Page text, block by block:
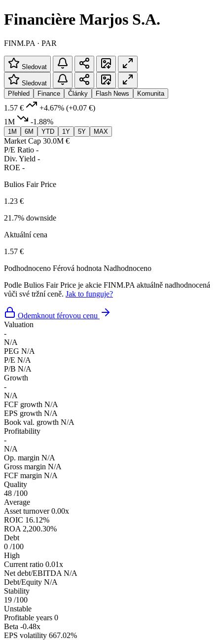
Financière Marjos S.A.
FINM.PA · PAR
Sledovat
Sledovat
Přehled
Finance Články Flash News Komunita
1.57 € +4.67% (+0.07 €)
1M
-1.88%
1M 6M YTD 1Y 5Y MAX
Market Cap 30.0M €
P/E Ratio -
Div. Yield -
ROE -
Bulios Fair Price
1.23 €
21.7% downside
Aktuální cena
1.57 €
Podhodnoceno Férová hodnota Nadhodnoceno
Podle Bulios Fair Price je akcie FINM.PA aktuálně nadhodnocená
vůči své tržní ceně. Jak to funguje?
Odemknout férovou cenu
Valuation
-
N/A
PEG N/A
P/E N/A
P/B N/A
Growth
-
N/A
FCF growth N/A
EPS growth N/A
Book val. growth N/A
Profitability
-
N/A
Op. margin N/A
Gross margin N/A
FCF margin N/A
Quality
48 /100
Average
Asset turnover 0.00x
ROIC 16.12%
ROA 2,200.30%
Debt
0 /100
High
Current ratio 0.01x
Net debt/EBITDA N/A
Debt/Equity N/A
Stability
19 /100
Unstable
Profitable years 0
Beta -0.48x
EPS volatility 667.02%